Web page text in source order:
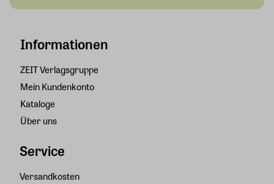
Informationen
ZEIT Verlagsgruppe
Mein Kundenkonto
Kataloge
Über uns
Service
Versandkosten